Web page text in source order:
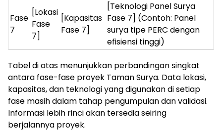
Fase
7
[Lokasi
Fase
7]
[Kapasitas
Fase 7]
[Teknologi Panel Surya
Fase 7] (Contoh: Panel
surya tipe PERC dengan
efisiensi tinggi)
Tabel di atas menunjukkan perbandingan singkat
antara fase-fase proyek Taman Surya. Data lokasi,
kapasitas, dan teknologi yang digunakan di setiap
fase masih dalam tahap pengumpulan dan validasi.
Informasi lebih rinci akan tersedia seiring
berjalannya proyek.